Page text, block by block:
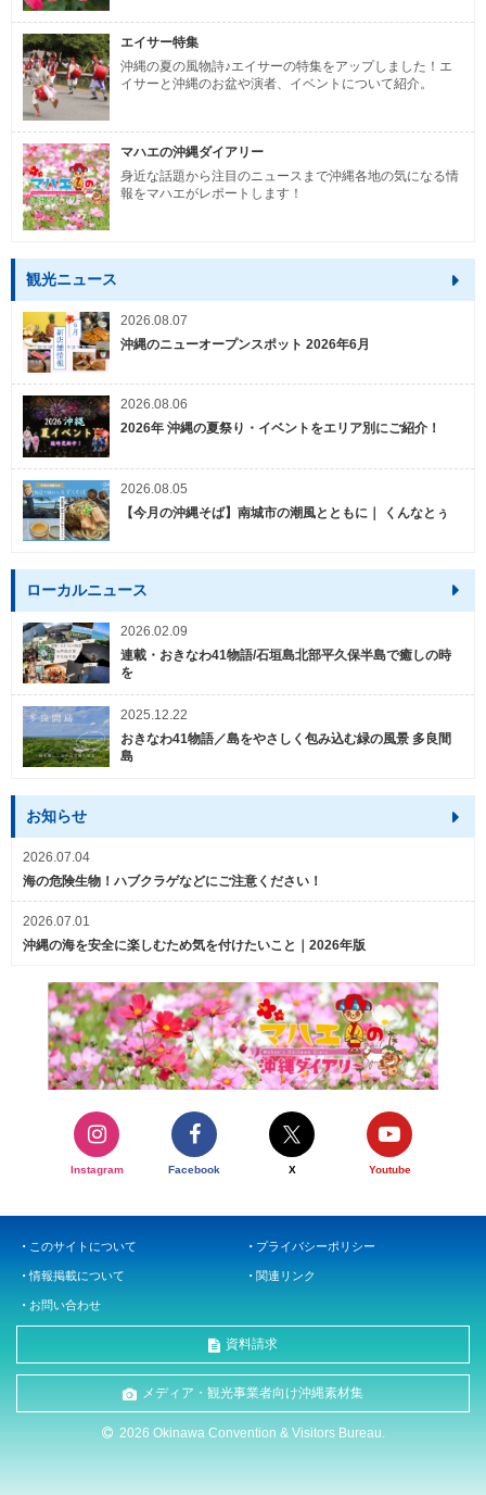
エイサー特集
沖縄の夏の風物詩♪エイサーの特集をアップしました！エ
イサーと沖縄のお盆や演者、イベントについて紹介。
マハエの沖縄ダイアリー
身近な話題から注目のニュースまで沖縄各地の気になる情
報をマハエがレポートします！
観光ニュース
2026.08.07
沖縄のニューオープンスポット 2026年6月
2026.08.06
2026年 沖縄の夏祭り・イベントをエリア別にご紹介！
2026.08.05
【今月の沖縄そば】南城市の潮風とともに｜ くんなとぅ
ローカルニュース
2026.02.09
連載・おきなわ41物語/石垣島北部平久保半島で癒しの時
を
2025.12.22
おきなわ41物語／島をやさしく包み込む緑の風景 多良間
島
お知らせ
2026.07.04
海の危険生物！ハブクラゲなどにご注意ください！
2026.07.01
沖縄の海を安全に楽しむため気を付けたいこと｜2026年版
Instagram Facebook X Youtube
このサイトについて プライバシーポリシー
情報掲載について 関連リンク
お問い合わせ
資料請求
メディア・観光事業者向け沖縄素材集
2026 Okinawa Convention & Visitors Bureau.